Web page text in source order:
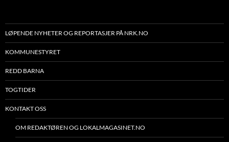
LØPENDE NYHETER OG REPORTASJER PÅ NRK.NO
KOMMUNESTYRET
REDD BARNA
TOGTIDER
KONTAKT OSS
OM REDAKTØREN OG LOKALMAGASINET.NO